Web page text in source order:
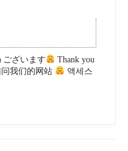
ございます
Thank you
我们的网站
액세스